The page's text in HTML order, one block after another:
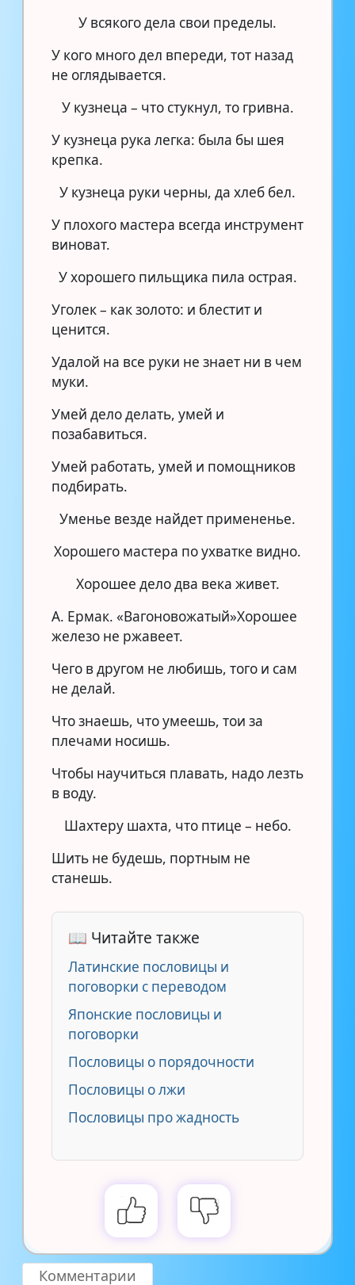
У всякого дела свои пределы.
У кого много дел впереди, тот назад
не оглядывается.
У кузнеца – что стукнул, то гривна.
У кузнеца рука легка: была бы шея
крепка.
У кузнеца руки черны, да хлеб бел.
У плохого мастера всегда инструмент
виноват.
У хорошего пильщика пила острая.
Уголек – как золото: и блестит и
ценится.
Удалой на все руки не знает ни в чем
муки.
Умей дело делать, умей и
позабавиться.
Умей работать, умей и помощников
подбирать.
Уменье везде найдет примененье.
Хорошего мастера по ухватке видно.
Хорошее дело два века живет.
А. Ермак. «Вагоновожатый»Хорошее
железо не ржавеет.
Чего в другом не любишь, того и сам
не делай.
Что знаешь, что умеешь, тои за
плечами носишь.
Чтобы научиться плавать, надо лезть
в воду.
Шахтеру шахта, что птице – небо.
Шить не будешь, портным не
станешь.
📖 Читайте также
Латинские пословицы и
поговорки с переводом
Японские пословицы и
поговорки
Пословицы о порядочности
Пословицы о лжи
Пословицы про жадность
Комментарии